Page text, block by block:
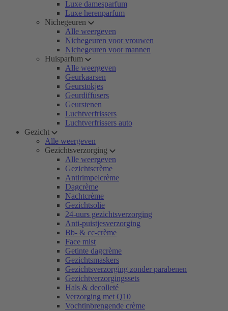
Luxe damesparfum
Luxe herenparfum
Nichegeuren
Alle weergeven
Nichegeuren voor vrouwen
Nichegeuren voor mannen
Huisparfum
Alle weergeven
Geurkaarsen
Geurstokjes
Geurdiffusers
Geurstenen
Luchtverfrissers
Luchtverfrissers auto
Gezicht
Alle weergeven
Gezichtsverzorging
Alle weergeven
Gezichtscrème
Antirimpelcrème
Dagcrème
Nachtcrème
Gezichtsolie
24-uurs gezichtsverzorging
Anti-puistjesverzorging
Bb- & cc-crème
Face mist
Getinte dagcrème
Gezichtsmaskers
Gezichtsverzorging zonder parabenen
Gezichtverzorgingssets
Hals & decolleté
Verzorging met Q10
Vochtinbrengende crème